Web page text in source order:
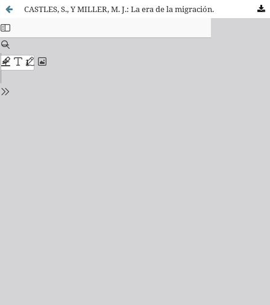
CASTLES, S., Y MILLER, M. J.: La era de la migración.